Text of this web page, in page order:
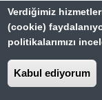
Darjeeling
Darjeeling
Verdiğimiz
(cookie)
politikalarımızı
Kabul ediyorum